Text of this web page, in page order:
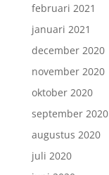
februari 2021
januari 2021
december 2020
november 2020
oktober 2020
september 2020
augustus 2020
juli 2020